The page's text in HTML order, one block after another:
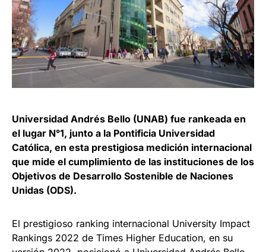
Universidad Andrés Bello (UNAB) fue rankeada en
el lugar N°1, junto a la Pontificia Universidad
Católica, en esta prestigiosa medición internacional
que mide el cumplimiento de las instituciones de los
Objetivos de Desarrollo Sostenible de Naciones
Unidas (ODS).
El prestigioso ranking internacional University Impact
Rankings 2022 de Times Higher Education, en su